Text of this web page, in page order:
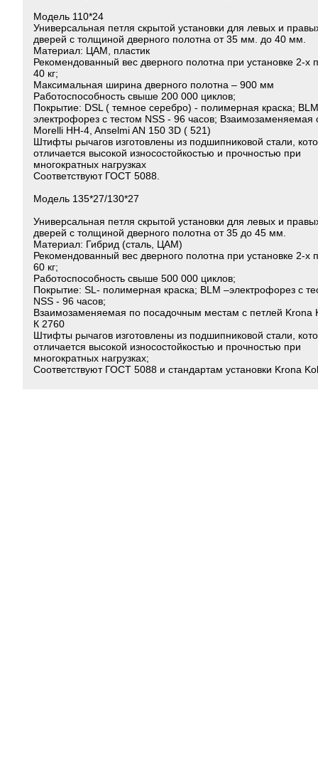
Модель 110*24
Универсальная петля скрытой установки для левых и
дверей с толщиной дверного полотна от 35 мм. до 40 мм.
Материал: ЦАМ, пластик
Рекомендованный вес дверного полотна при установке 2-х
40 кг;
Максимальная ширина дверного полотна – 900 мм
Работоспособность свыше 200 000 циклов;
Покрытие: DSL ( темное серебро) - полимерная краска;
электрофорез с тестом NSS - 96 часов; Взаимозаменяемая
Morelli HH-4, Anselmi AN 150 3D ( 521)
Штифты рычагов изготовлены из подшипниковой стали,
отличается высокой износостойкостью и прочностью при
многократных нагрузках
Соответствуют ГОСТ 5088.
Модель 135*27/130*27
Универсальная петля скрытой установки для левых и
дверей с толщиной дверного полотна от 35 до 45 мм.
Материал: Гибрид (сталь, ЦАМ)
Рекомендованный вес дверного полотна при установке 2-х
60 кг;
Работоспособность свыше 500 000 циклов;
Покрытие: SL- полимерная краска; BLM –электрофорез с
NSS - 96 часов;
Взаимозаменяемая по посадочным местам с петлей Krona
К 2760
Штифты рычагов изготовлены из подшипниковой стали,
отличается высокой износостойкостью и прочностью при
многократных нагрузках;
Соответствуют ГОСТ 5088 и стандартам установки Krona